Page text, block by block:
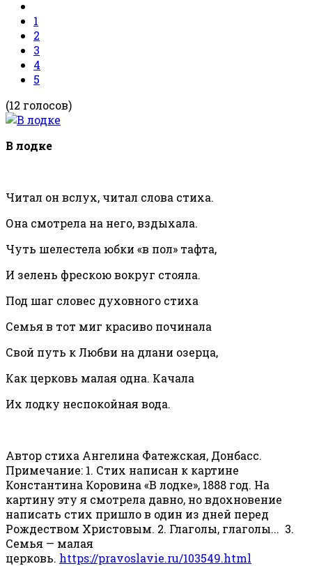
1
2
3
4
5
(12 голосов)
В лодке
Читал он вслух, читал слова стиха.
Она смотрела на него, вздыхала.
Чуть шелестела юбки «в пол» тафта,
И зелень фрескою вокруг стояла.
Под шаг словес духовного стиха
Семья в тот миг красиво починала
Свой путь к Любви на длани озерца,
Как церковь малая одна. Качала
Их лодку неспокойная вода.
Автор стиха Ангелина Фатежская, Донбасс.
Примечание: 1. Стих написан к картине
Константина Коровина «В лодке», 1888 год. На
картину эту я смотрела давно, но вдохновение
написать стих пришло в один из дней перед
Рождеством Христовым. 2. Глаголы, глаголы... 3.
Семья — малая
церковь. https://pravoslavie.ru/103549.html